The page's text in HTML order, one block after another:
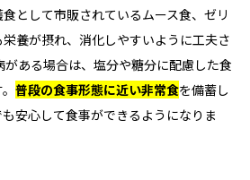
として市販されているムース食、ゼリ
養が摂れ、消化しやすいように工夫さ
がある場合は、塩分や糖分に配慮した食
普段の食事形態に近い非常食を備蓄し
安心して食事ができるようになりま